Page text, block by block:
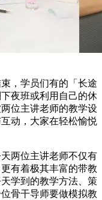
，学员们有的「长途
夜班或利用自己的休
位主讲老师的教学设
动，大家在轻松愉悦
两位主讲老师不仅有
有着极其丰富的带教
学到的教学方法、策
骨干导师要做模拟教